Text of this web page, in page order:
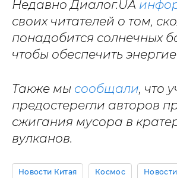
Недавно Диалог.UA
своих читателей о том,
понадобится солнечных
чтобы обеспечить
Также мы сообщали, что
предостерегли авторов
сжигания мусора в
вулканов.
Новости Китая Космос